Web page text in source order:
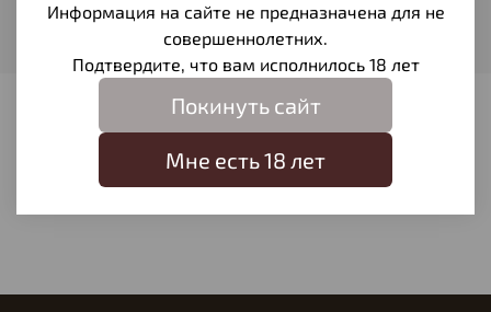
Длина клинка
Отзывов еще никто не оставлял
Информация на сайте не предназначена для не
совершеннолетних.
Подтвердите, что вам исполнилось 18 лет
Покинуть сайт
Мне есть 18 лет